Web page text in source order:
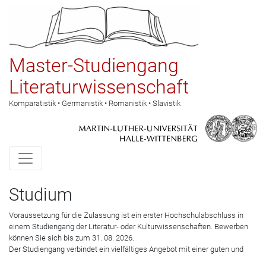
Master-Studiengang
Literaturwissenschaft
Komparatistik • Germanistik • Romanistik • Slavistik
Studium
Voraussetzung für die Zulassung ist ein erster Hochschulabschluss in
einem Studiengang der Literatur- oder Kulturwissenschaften. Bewerben
können Sie sich bis zum 31. 08. 2026.
Der Studiengang verbindet ein vielfältiges Angebot mit einer guten und